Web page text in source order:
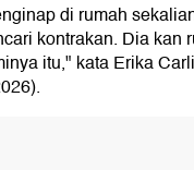
di rumah
kontrakan. Dia kan
itu," kata Erika